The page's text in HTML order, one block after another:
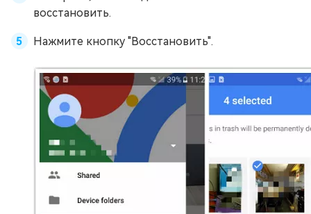
восстановить.
Нажмите кнопку "Восстановить".